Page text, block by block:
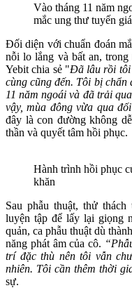
Vào tháng 11 năm
mắc ung thư tuyến
Đối diện với chuẩn đoán
nỗi lo lắng và bất an, trong
Yebit chia sẻ "Đã lâu rồi tôi
cùng cũng đến. Tôi bị chẩn
11 năm ngoái và đã trải
vậy, mùa đông vừa qua
đây là con đường không
thần và quyết tâm hồi phục.
Hành trình hồi phục
khăn
Sau phẫu thuật, thử
luyện tập để lấy lại giọng
quản, ca phẫu thuật dù
năng phát âm của cô.
trí đặc thù nên tôi vẫn
nhiên. Tôi cần thêm thời
sự.